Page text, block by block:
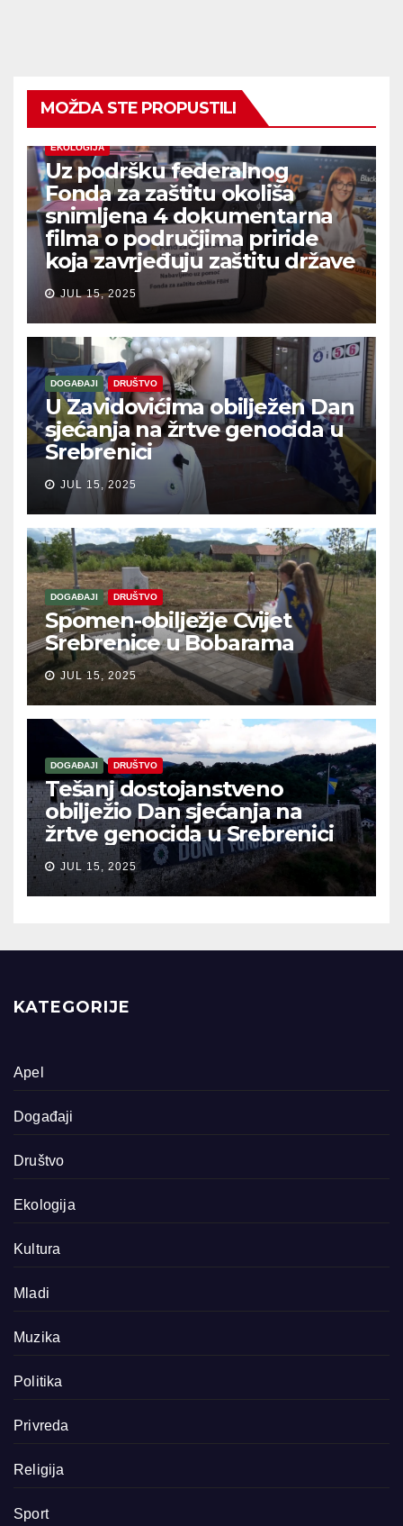
MOŽDA STE PROPUSTILI
EKOLOGIJA
Uz podršku federalnog
Fonda za zaštitu okoliša
snimljena 4 dokumentarna
filma o područjima priride
koja zavrjeđuju zaštitu države
JUL 15, 2025
DOGAĐAJI DRUŠTVO
U Zavidovićima obilježen Dan
sjećanja na žrtve genocida u
Srebrenici
JUL 15, 2025
DOGAĐAJI DRUŠTVO
Spomen-obilježje Cvijet
Srebrenice u Bobarama
JUL 15, 2025
DOGAĐAJI DRUŠTVO
Tešanj dostojanstveno
obilježio Dan sjećanja na
žrtve genocida u Srebrenici
JUL 15, 2025
KATEGORIJE
Apel
Događaji
Društvo
Ekologija
Kultura
Mladi
Muzika
Politika
Privreda
Religija
Sport